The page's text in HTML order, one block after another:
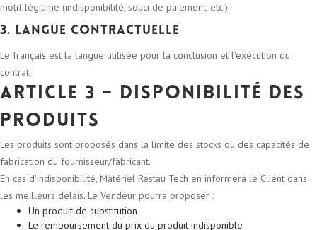
motif légitime (indisponibilité, souci de paiement, etc.).
3. Langue contractuelle
Le français est la langue utilisée pour la conclusion et l'exécution du
contrat.
Article 3 – Disponibilité des
produits
Les produits sont proposés dans la limite des stocks ou des capacités de
fabrication du fournisseur/fabricant.
En cas d'indisponibilité, Matériel Restau Tech en informera le Client dans
les meilleurs délais. Le Vendeur pourra proposer :
Un produit de substitution
Le remboursement du prix du produit indisponible